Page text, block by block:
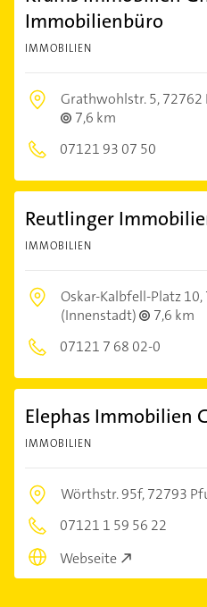
Immobilienbüro
IMMOBILIEN
Grathwohlstr. 5,72762
7,6 km
07121 93 07 50
Reutlinger
IMMOBILIEN
Oskar-Kalbfell-Platz 10,
(Innenstadt)
7,6 km
07121 7 68 02-0
Elephas Immobilien
IMMOBILIEN
Wörthstr. 95f,72793
07121 1 59 56 22
Webseite